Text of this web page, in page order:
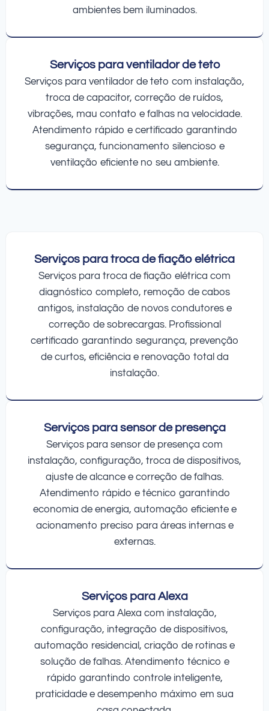
ambientes bem iluminados.
Serviços para ventilador de teto
Serviços para ventilador de teto com instalação,
troca de capacitor, correção de ruídos,
vibrações, mau contato e falhas na velocidade.
Atendimento rápido e certificado garantindo
segurança, funcionamento silencioso e
ventilação eficiente no seu ambiente.
Serviços para troca de fiação elétrica
Serviços para troca de fiação elétrica com
diagnóstico completo, remoção de cabos
antigos, instalação de novos condutores e
correção de sobrecargas. Profissional
certificado garantindo segurança, prevenção
de curtos, eficiência e renovação total da
instalação.
Serviços para sensor de presença
Serviços para sensor de presença com
instalação, configuração, troca de dispositivos,
ajuste de alcance e correção de falhas.
Atendimento rápido e técnico garantindo
economia de energia, automação eficiente e
acionamento preciso para áreas internas e
externas.
Serviços para Alexa
Serviços para Alexa com instalação,
configuração, integração de dispositivos,
automação residencial, criação de rotinas e
solução de falhas. Atendimento técnico e
rápido garantindo controle inteligente,
praticidade e desempenho máximo em sua